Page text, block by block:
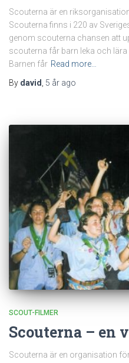
Scouterna är en
Scouterna finns i 220 av
genom scouterna chansen att
scouterna får barn leka och
Barnen får Read more…
By david, 5 år ago
SCOUT-FILMER
Scouterna – en
Scouterna är en organisation